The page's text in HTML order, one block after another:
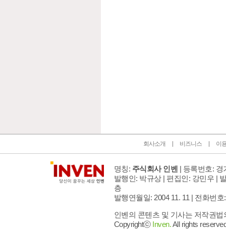
회사소개 비즈니스 이
명칭: 주식회사 인벤 | 등록번호: 경
발행인: 박규상 | 편집인: 강민우 |
층
발행연월일: 2004 11. 11 | 전화번호
인벤의 콘텐츠 및 기사는 저작권
Copyrightⓒ Inven.All rights